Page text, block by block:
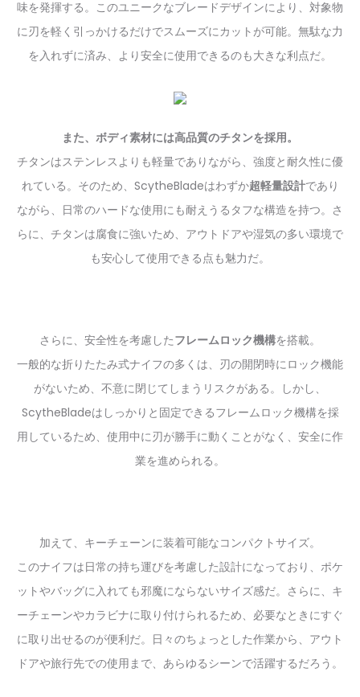
味を発揮する。このユニークなブレードデザインにより、対象物
に刃を軽く引っかけるだけでスムーズにカットが可能。無駄な力
を入れずに済み、より安全に使用できるのも大きな利点だ。
また、ボディ素材には高品質のチタンを採用。
チタンはステンレスよりも軽量でありながら、強度と耐久性に優
れている。そのため、ScytheBladeはわずか超軽量設計であり
ながら、日常のハードな使用にも耐えうるタフな構造を持つ。さ
らに、チタンは腐食に強いため、アウトドアや湿気の多い環境で
も安心して使用できる点も魅力だ。
さらに、安全性を考慮したフレームロック機構を搭載。
一般的な折りたたみ式ナイフの多くは、刃の開閉時にロック機能
がないため、不意に閉じてしまうリスクがある。しかし、
ScytheBladeはしっかりと固定できるフレームロック機構を採
用しているため、使用中に刃が勝手に動くことがなく、安全に作
業を進められる。
加えて、キーチェーンに装着可能なコンパクトサイズ。
このナイフは日常の持ち運びを考慮した設計になっており、ポケ
ットやバッグに入れても邪魔にならないサイズ感だ。さらに、キ
ーチェーンやカラビナに取り付けられるため、必要なときにすぐ
に取り出せるのが便利だ。日々のちょっとした作業から、アウト
ドアや旅行先での使用まで、あらゆるシーンで活躍するだろう。